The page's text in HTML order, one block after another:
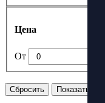
Цена
От
Сбросить Показать